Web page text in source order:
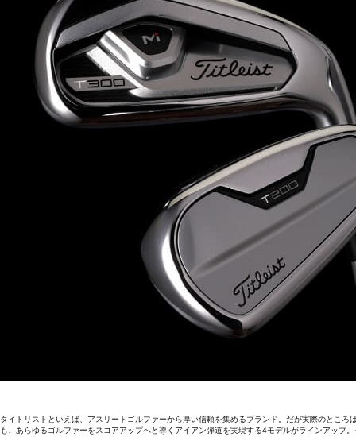
タイトリストといえば、アスリートゴルファーから厚い信頼を集めるブランド。だが実際のとこ
も、あらゆるゴルファーをスコアアップへと導くアイアン弾道を実現する4モデルがラインアップ